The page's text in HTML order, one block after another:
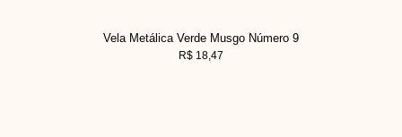
Vela Metálica Verde Musgo Número 9
R$ 18,47